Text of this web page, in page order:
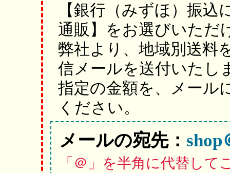
【銀行（みずほ）振
通販】をお選びいただ
弊社より、地域別送料
信メールを送付いたし
指定の金額を、メール
ください。
メールの宛先： shop
「＠」を半角に代替して